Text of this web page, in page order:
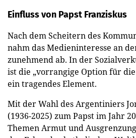
Einfluss von Papst Franziskus
Nach dem Scheitern des
nahm das Medieninteresse an
zunehmend ab. In der
ist die „vorrangige Option für
ein tragendes Element.
Mit der Wahl des Argentiniers
(1936-2025) zum Papst im Jahr
Themen Armut und